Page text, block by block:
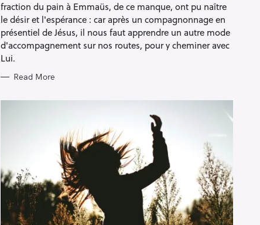
fraction du pain à Emmaüs, de ce manque, ont pu naître
le désir et l'espérance : car après un compagnonnage en
présentiel de Jésus, il nous faut apprendre un autre mode
d'accompagnement sur nos routes, pour y cheminer avec
Lui.
Read More